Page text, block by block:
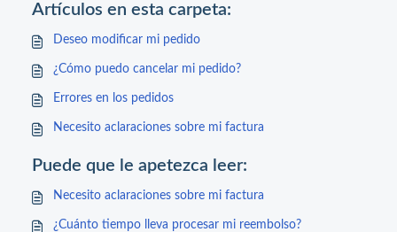
Artículos en esta carpeta:
Deseo modificar mi pedido
¿Cómo puedo cancelar mi pedido?
Errores en los pedidos
Necesito aclaraciones sobre mi factura
Puede que le apetezca leer:
Necesito aclaraciones sobre mi factura
¿Cuánto tiempo lleva procesar mi reembolso?